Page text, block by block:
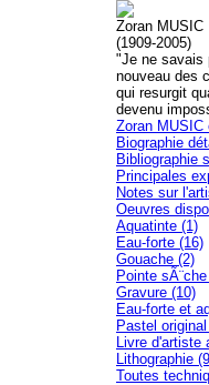
Zoran MUSIC
(1909-2005)
"Je ne savais
nouveau des
qui resurgit
devenu
Zoran MUSIC
Biographie
Bibliographie
Principales
Notes sur
Oeuvres
Aquatinte (1)
Eau-forte (16)
Gouache (2)
Pointe
Gravure (10)
Eau-forte et
Pastel
Livre d'artiste
Lithographie
Toutes